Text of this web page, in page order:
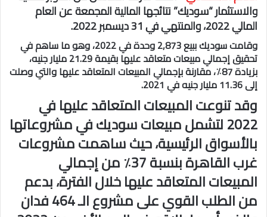
والاستثمار “سوديك” نتائجها المالية المجمعة عن العام
المالي 2022، والمنتهي في 31 ديسمبر 2022.
وقامت سوديك ببيع 2,873 وحدة في 2022، وهو ما ساهم في
تحقيق إجمالي مبيعات متعاقد عليها بقيمة 21.29 مليار جنيه،
بزيادة 87٪، مقارنة بإجمالي المبيعات المتعاقد عليها والتي وصلت
إلى 11.36 مليار جنيه في 2021.
وقد تنوعت المبيعات المتعاقد عليها في
2022 لتشمل مبيعات سوديك في مشروعاتها
بالأسواق الرئيسية، حيث ساهمت مشروعات
غرب القاهرة بنسبة 37٪ من إجمالي
المبيعات المتعاقد عليها خلال الفترة، بدعم
من الطلب القوي على مشروع الـ 464 فدان